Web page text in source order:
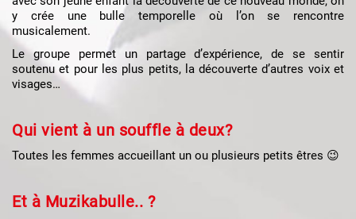
y crée une bulle temporelle où l’on se rencontre
musicalement.
Le groupe permet un partage d’expérience, de se sentir
soutenu et pour les plus petits, la découverte d’autres voix et
visages…
Qui vient à un souffle à deux?
Toutes les femmes accueillant un ou plusieurs petits êtres 😉
Et à Muzikabulle.. ?